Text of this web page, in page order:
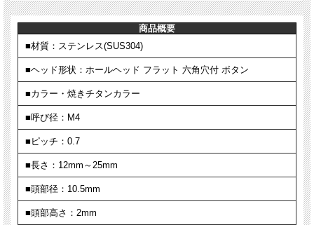
商品概要
■材質：ステンレス(SUS304)
■ヘッド形状：ホールヘッド フラット 六角穴付 ボタン
■カラー・焼きチタンカラー
■呼び径：M4
■ピッチ：0.7
■長さ：12mm～25mm
■頭部径：10.5mm
■頭部高さ：2mm